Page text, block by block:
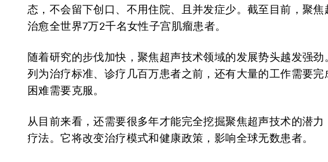
态，不会留下创口、不用住院、且并发症少。截至目前，聚焦
治愈全世界7万2千名女性子宫肌瘤患者。
随着研究的步伐加快，聚焦超声技术领域的发展势头越发强劲
列为治疗标准、诊疗几百万患者之前，还有大量的工作需要完
困难需要克服。
从目前来看，还需要很多年才能完全挖掘聚焦超声技术的潜力
疗法。它将改变治疗模式和健康政策，影响全球无数患者。